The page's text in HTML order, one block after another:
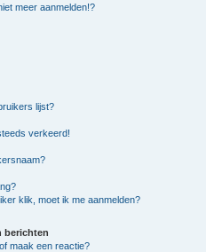
meer aanmelden!?
lijst?
verkeerd!
klik, moet ik me aanmelden?
berichten
maak een reactie?